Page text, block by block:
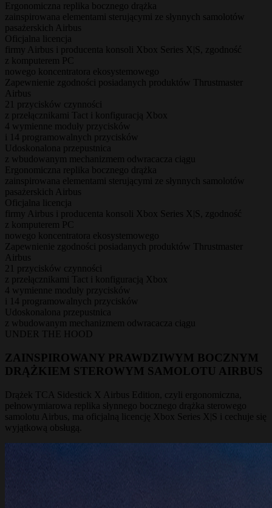
Ergonomiczna replika bocznego drążka
zainspirowana elementami sterującymi ze słynnych samolotów
pasażerskich Airbus
Oficjalna licencja
firmy Airbus i producenta konsoli Xbox Series X|S, zgodność
z komputerem PC
nowego koncentratora ekosystemowego
Zapewnienie zgodności posiadanych produktów Thrustmaster
Airbus
21 przycisków czynności
z przełącznikami Tact i konfiguracją Xbox
4 wymienne moduły przycisków
i 14 programowalnych przycisków
Udoskonalona przepustnica
z wbudowanym mechanizmem odwracacza ciągu
Ergonomiczna replika bocznego drążka
zainspirowana elementami sterującymi ze słynnych samolotów
pasażerskich Airbus
Oficjalna licencja
firmy Airbus i producenta konsoli Xbox Series X|S, zgodność
z komputerem PC
nowego koncentratora ekosystemowego
Zapewnienie zgodności posiadanych produktów Thrustmaster
Airbus
21 przycisków czynności
z przełącznikami Tact i konfiguracją Xbox
4 wymienne moduły przycisków
i 14 programowalnych przycisków
Udoskonalona przepustnica
z wbudowanym mechanizmem odwracacza ciągu
UNDER THE HOOD
ZAINSPIROWANY PRAWDZIWYM BOCZNYM
DRĄŻKIEM STEROWYM SAMOLOTU AIRBUS
Drążek TCA Sidestick X Airbus Edition, czyli ergonomiczna,
pełnowymiarowa replika słynnego bocznego drążka sterowego
samolotu Airbus, ma oficjalną licencję Xbox Series X|S i cechuje się
wyjątkową obsługą.